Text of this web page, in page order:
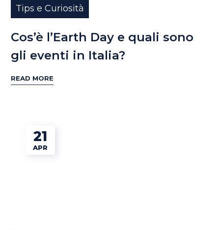
Tips e Curiosità
Cos’è l’Earth Day e quali sono
gli eventi in Italia?
READ MORE
21
APR